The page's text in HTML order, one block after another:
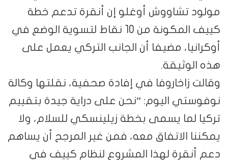
مولود تشاووش أوغلو إن أنقرة تدعم خطة
كييف المكونة من 10 نقاط لتسوية الوضع في
أوكرانيا، مضيفا أن الجانب التركي يعمل على
هذه الوثيقة.
وقالت زاخاروفا في إفادة صحفية، نقلتها وكالة
نوفوستي اليوم: “نحن على دراية جيدة بتقييم
تركيا لما يسمى بخطة زيلينسكي للسلام، ولا
يمكننا الاتفاق معه، فمن غير المرجح أن يساهم
دعم أنقرة لهذا المشروع لنظام كييف في